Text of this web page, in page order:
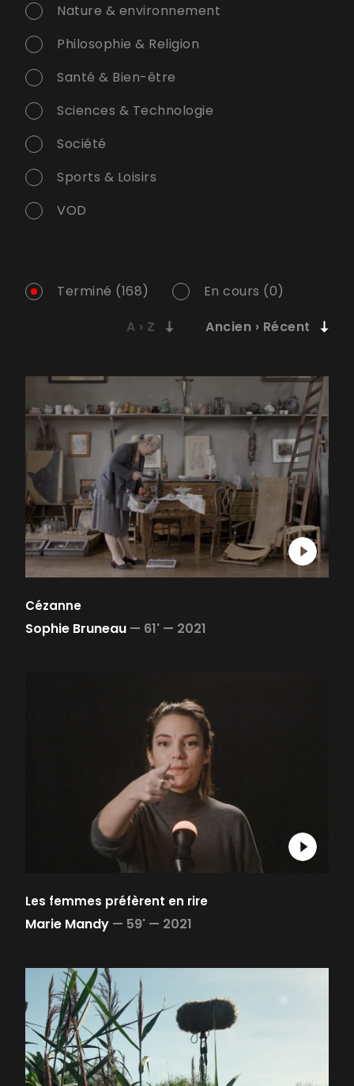
Nature & environnement
Philosophie & Religion
Santé & Bien-être
Sciences & Technologie
Société
Sports & Loisirs
VOD
Terminé (168) En cours (0)
Cézanne
Sophie Bruneau — 61' — 2021
Les femmes préfèrent en rire
Marie Mandy — 59' — 2021